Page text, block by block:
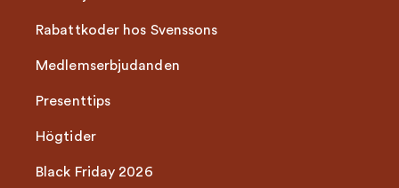
Rabattkoder hos Svenssons
Medlemserbjudanden
Presenttips
Högtider
Black Friday 2026